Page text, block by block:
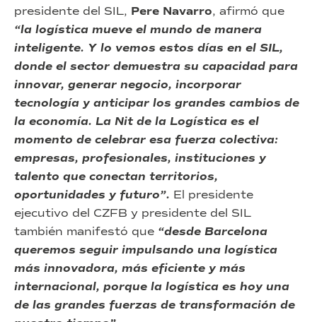
presidente del SIL, Pere Navarro, afirmó que
“la logística mueve el mundo de manera
inteligente. Y lo vemos estos días en el SIL,
donde el sector demuestra su capacidad para
innovar, generar negocio, incorporar
tecnología y anticipar los grandes cambios de
la economía. La Nit de la Logística es el
momento de celebrar esa fuerza colectiva:
empresas, profesionales, instituciones y
talento que conectan territorios,
oportunidades y futuro”. El presidente
ejecutivo del CZFB y presidente del SIL
también manifestó que “desde Barcelona
queremos seguir impulsando una logística
más innovadora, más eficiente y más
internacional, porque la logística es hoy una
de las grandes fuerzas de transformación de